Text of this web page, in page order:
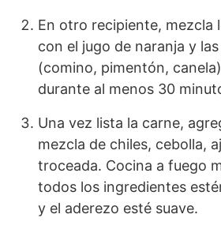
En otro recipiente, mezcla
con el jugo de naranja y
(comino, pimentón,
durante al menos 30
Una vez lista la carne,
mezcla de chiles, cebolla,
troceada. Cocina a fuego
todos los ingredientes
y el aderezo esté suave.